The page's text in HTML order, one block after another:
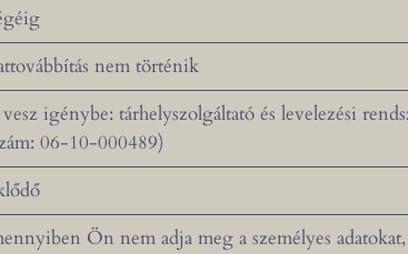
nem történik
igénybe: tárhelyszolgáltató és levelezési
06-10-000489)
Ön nem adja meg a személyes